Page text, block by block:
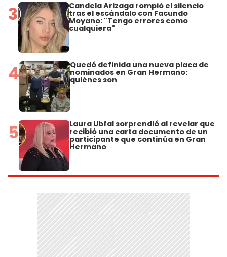
3 Candela Arizaga rompió el silencio
tras el escándalo con Facundo
Moyano: "Tengo errores como
cualquiera"
4 Quedó definida una nueva placa de
nominados en Gran Hermano:
quiénes son
5 Laura Ubfal sorprendió al revelar que
recibió una carta documento de un
participante que continúa en Gran
Hermano